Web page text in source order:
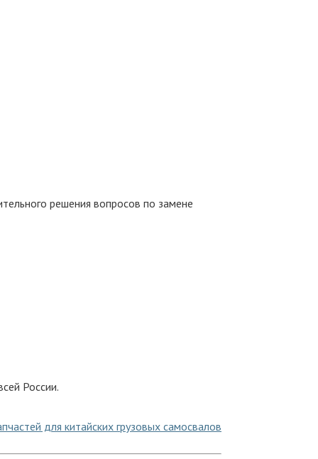
решения вопросов по замене
России.